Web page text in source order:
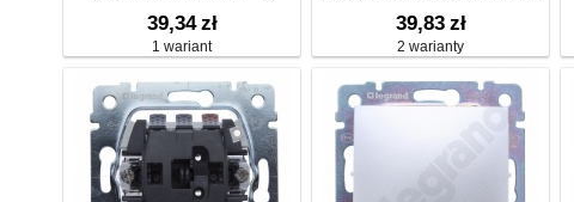
39,34 zł
1 wariant
39,83 zł
2 warianty